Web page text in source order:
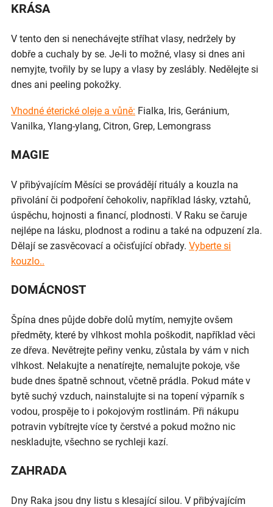
KRÁSA
V tento den si nenechávejte stříhat vlasy, nedržely by
dobře a cuchaly by se. Je-li to možné, vlasy si dnes ani
nemyjte, tvořily by se lupy a vlasy by zeslábly. Nedělejte si
dnes ani peeling pokožky.
Vhodné éterické oleje a vůně: Fialka, Iris, Geránium,
Vanilka, Ylang-ylang, Citron, Grep, Lemongrass
MAGIE
V přibývajícím Měsíci se provádějí rituály a kouzla na
přivolání či podpoření čehokoliv, například lásky, vztahů,
úspěchu, hojnosti a financí, plodnosti. V Raku se čaruje
nejlépe na lásku, plodnost a rodinu a také na odpuzení zla.
Dělají se zasvěcovací a očisťující obřady. Vyberte si
kouzlo..
DOMÁCNOST
Špína dnes půjde dobře dolů mytím, nemyjte ovšem
předměty, které by vlhkost mohla poškodit, například věci
ze dřeva. Nevětrejte peřiny venku, zůstala by vám v nich
vlhkost. Nelakujte a nenatírejte, nemalujte pokoje, vše
bude dnes špatně schnout, včetně prádla. Pokud máte v
bytě suchý vzduch, nainstalujte si na topení výparník s
vodou, prospěje to i pokojovým rostlinám. Při nákupu
potravin vybítrejte více ty čerstvé a pokud možno nic
neskladujte, všechno se rychleji kazí.
ZAHRADA
Dny Raka jsou dny listu s klesající silou. V přibývajícím